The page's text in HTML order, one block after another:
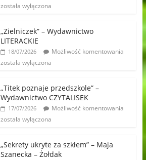
została wyłączona
„Zielniczek” – Wydawnictwo
LITERACKIE
18/07/2026
Możliwość komentowania
została wyłączona
„Titek poznaje przedszkole” –
Wydawnictwo CZYTALISEK
17/07/2026
Możliwość komentowania
została wyłączona
„Sekrety ukryte za szkłem” – Maja
Szanecka – Żołdak